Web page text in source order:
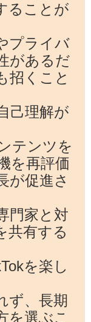
ることが
プライバ
があるだ
招くこと
己理解が
テンツを
を再評価
が促進さ
門家と対
共有する
を楽し
ず、長期
を選ぶこ